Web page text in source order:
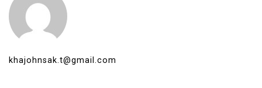
khajohnsak.t@gmail.com